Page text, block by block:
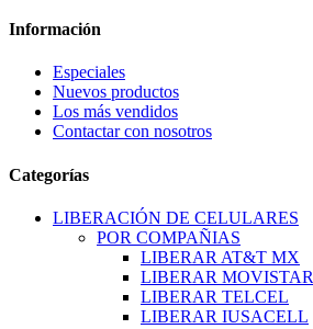
Información
Especiales
Nuevos productos
Los más vendidos
Contactar con nosotros
Categorías
LIBERACIÓN DE CELULARES
POR COMPAÑIAS
LIBERAR AT&T MX
LIBERAR MOVISTAR
LIBERAR TELCEL
LIBERAR IUSACELL